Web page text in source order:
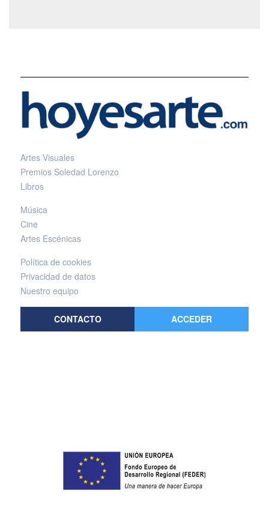
Artes Visuales
Premios Soledad Lorenzo
Libros
Música
Cine
Artes Escénicas
Política de cookies
Privacidad de datos
Nuestro equipo
CONTACTO ACCEDER